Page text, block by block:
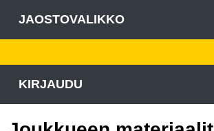
JAOSTOVALIKKO
KIRJAUDU